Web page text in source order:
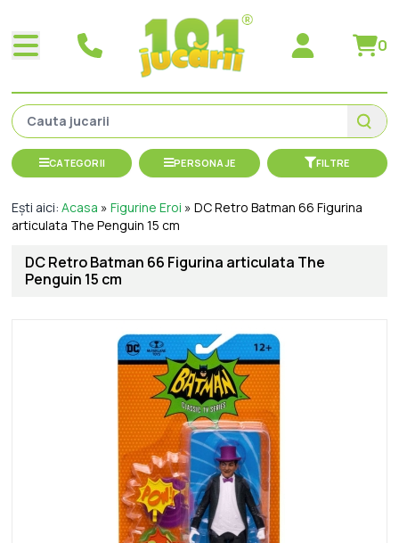
0
CATEGORII PERSONAJE FILTRE
Ești aici:Acasa »Figurine Eroi »DC Retro Batman 66 Figurina
articulata The Penguin 15 cm
DC Retro Batman 66 Figurina articulata The
Penguin 15 cm